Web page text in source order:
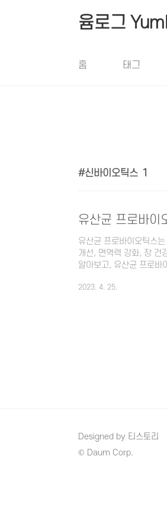
윰로그
홈 태그
신바이오틱스 1
유산균 프로바이
유산균 프로바이오틱스
개선, 면역력 강화, 장 건
알아보고, 유산균 프로바
면역, 대사 등에 긍정적
화관이나 생식기에 유익
2023. 4. 25.
Designed by 티스토리
© Daum Corp.